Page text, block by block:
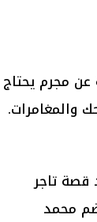
مجرم يحتاج
والمغامرات.
قصة تاجر
محمد